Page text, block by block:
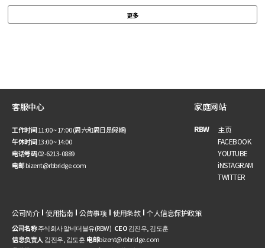
更多
客服中心
工作时间11:00 ~ 17:00 (周六和周日是假期)
午休时间13:00 ~ 14:00
电话号码02-6213-0889
电邮bizent@rbbridge.com
家庭网站
RBW
主页
FACEBOOK
YOUTUBE
iNSTAGRAM
TWITTER
公司简介 使用指南 公告事项 使用条款 个人信息保护政策
公司名称주식회사 알비더블유(RBW) CEO김진우, 김도훈
信息负责人 김진우, 김도훈电邮bizent@rbbridge.com